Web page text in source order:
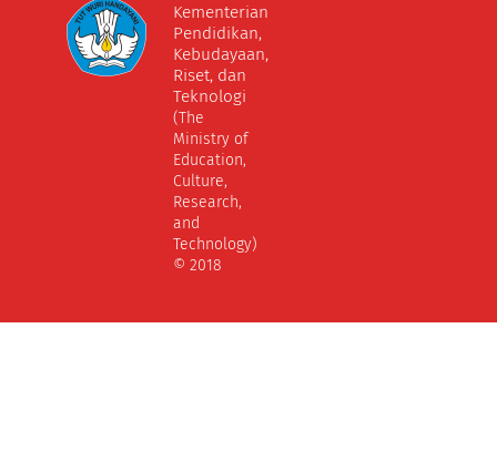
Kementerian
Pendidikan,
Kebudayaan,
Riset, dan
Teknologi
(The
Ministry of
Education,
Culture,
Research,
and
Technology)
© 2018